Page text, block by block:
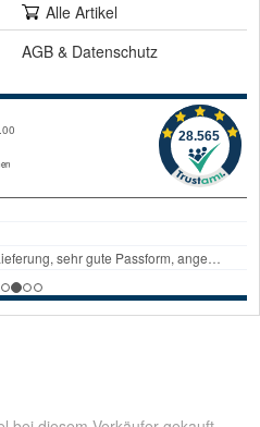
Alle Artikel
AGB & Datenschutz